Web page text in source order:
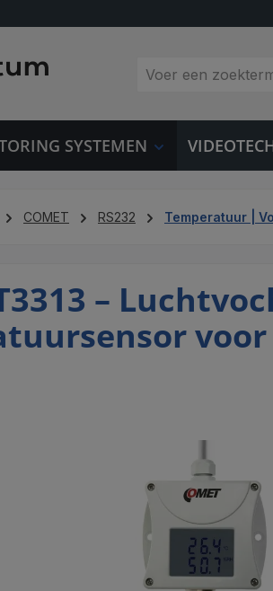
SYSTEMEN
COMET RS232 Temperatuur |
–